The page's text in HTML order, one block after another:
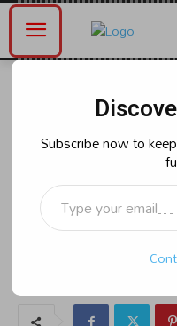
రాజకీయం
ఉపాధ్యాయుల
జోక్యం ఉండొద్దు!
naradanews.in
Subscribe now to
Type your email…